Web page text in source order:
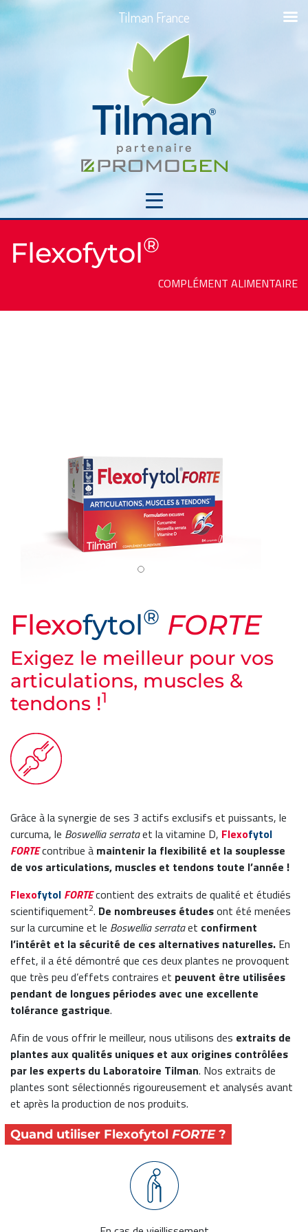
Flexofytol®
COMPLÉMENT ALIMENTAIRE
Flexofytol® FORTE
Exigez le meilleur pour vos
articulations, muscles &
tendons !1
Grâce à la synergie de ses 3 actifs exclusifs et puissants, le
curcuma, le Boswellia serrataet la vitamine D, Flexofytol
FORTEcontribue à maintenir la flexibilité et la souplesse
de vos articulations, muscles et tendons toute l’année !
Flexofytol FORTEcontient des extraits de qualité et étudiés
scientifiquement2. De nombreuses étudesont été menées
sur la curcumine et le Boswellia serrataet confirment
l’intérêt et la sécurité de ces alternatives naturelles. En
effet, il a été démontré que ces deux plantes ne provoquent
que très peu d’effets contraires et peuvent être utilisées
pendant de longues périodes avec une excellente
tolérance gastrique.
Afin de vous offrir le meilleur, nous utilisons des extraits de
plantes aux qualités uniques et aux origines contrôlées
par les experts du Laboratoire Tilman. Nos extraits de
plantes sont sélectionnés rigoureusement et analysés avant
et après la production de nos produits.
Quand utiliser Flexofytol FORTE?
Tilman France